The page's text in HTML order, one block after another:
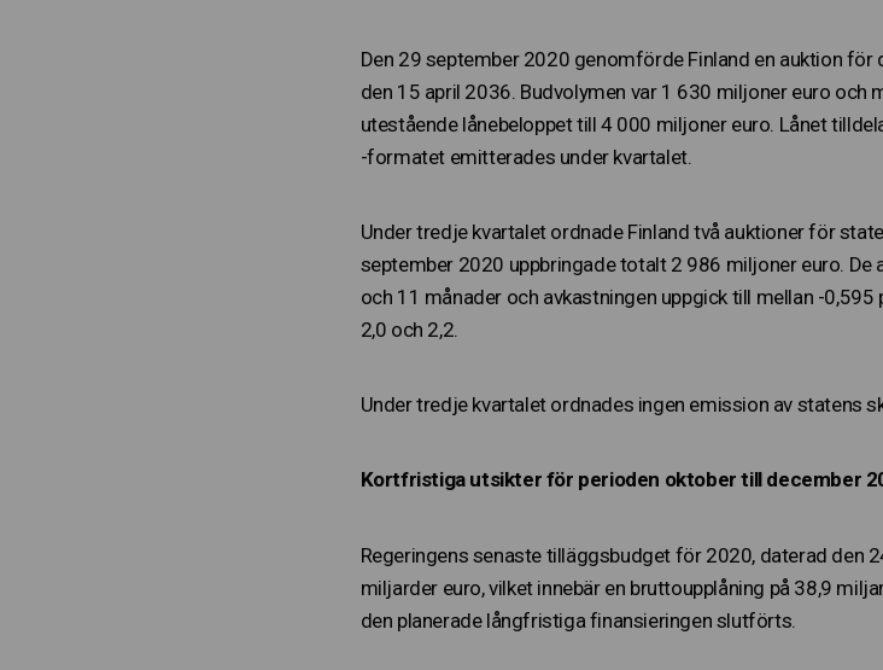
Den 29 september 2020 genomförde Finland en auktion
den 15 april 2036. Budvolymen var 1 630 miljoner euro
utestående lånebeloppet till 4 000 miljoner euro. Lånet
-formatet emitterades under kvartalet.
Under tredje kvartalet ordnade Finland två auktioner för
september 2020 uppbringade totalt 2 986 miljoner euro.
och 11 månader och avkastningen uppgick till mellan -
2,0 och 2,2.
Under tredje kvartalet ordnades ingen emission av statens
Kortfristiga utsikter för perioden oktober till december
Regeringens senaste tilläggsbudget för 2020, daterad den
miljarder euro, vilket innebär en bruttoupplåning på 38,9
den planerade långfristiga finansieringen slutförts.